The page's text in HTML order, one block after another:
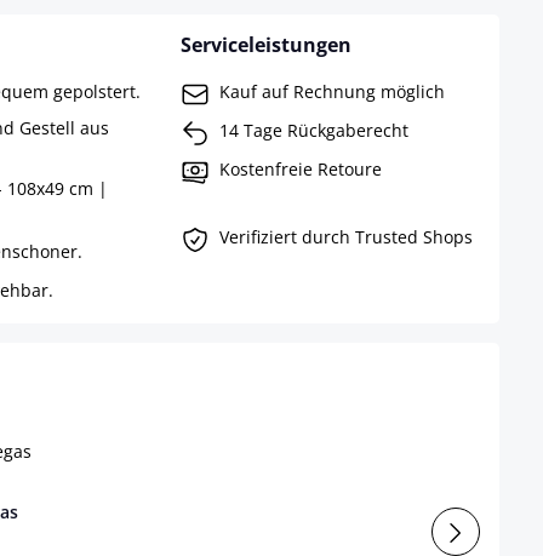
gepolstert.
Gestell aus
108x49 cm |
Serviceleistungen
Kauf auf Rechnung möglich
14 Tage Rückgaberecht
Kostenfreie Retoure
Verifiziert durch Trusted Shops